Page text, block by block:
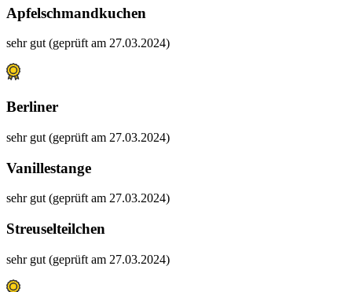
Apfelschmandkuchen
sehr gut (geprüft am 27.03.2024)
Berliner
sehr gut (geprüft am 27.03.2024)
Vanillestange
sehr gut (geprüft am 27.03.2024)
Streuselteilchen
sehr gut (geprüft am 27.03.2024)